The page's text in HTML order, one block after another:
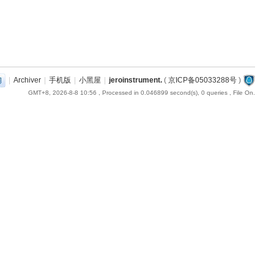
| Archiver | 手机版 | 小黑屋 | jeroinstrument.( 京ICP备05033288号)
GMT+8, 2026-8-8 10:56 , Processed in 0.046899 second(s), 0 queries , File On.